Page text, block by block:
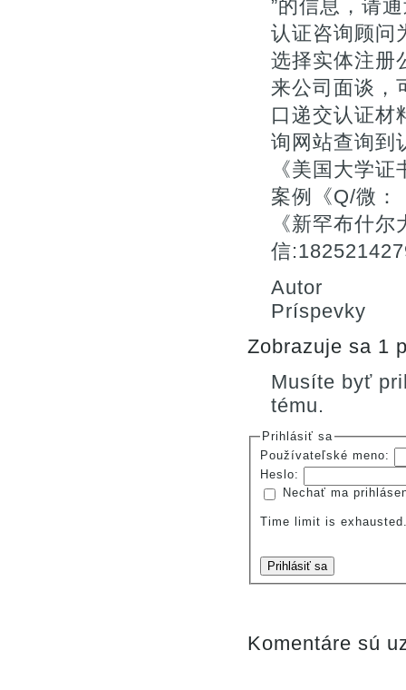
”的信息，请
认证咨询顾问
选择实体注册
来公司面谈，
口递交认证材
询网站查询到
《美国大学
案例《Q/微：
《新罕布什
信
Autor
Príspevky
Zobrazuje sa 1
Musíte byť
tému.
Prihlásiť sa
Používateľské meno:
Heslo:
Nechať ma
Time limit is
Prihlásiť sa
Komentáre sú